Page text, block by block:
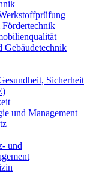
Gebäudetechnik
Sicherheit
und Management
und